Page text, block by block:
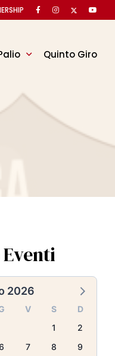
Quinto Giro
2026
V S
D
1
2
7 8
9